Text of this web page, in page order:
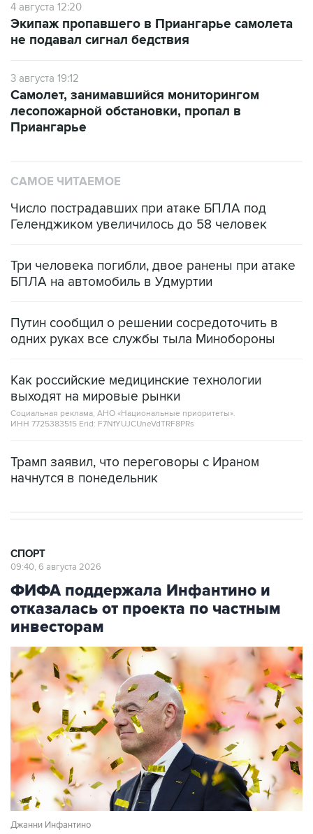
4 августа 12:20
Экипаж пропавшего в Приангарье самолета
не подавал сигнал бедствия
3 августа 19:12
Самолет, занимавшийся мониторингом
лесопожарной обстановки, пропал в
Приангарье
САМОЕ ЧИТАЕМОЕ
Число пострадавших при атаке БПЛА под
Геленджиком увеличилось до 58 человек
Три человека погибли, двое ранены при атаке
БПЛА на автомобиль в Удмуртии
Путин сообщил о решении сосредоточить в
одних руках все службы тыла Минобороны
Как российские медицинские технологии
выходят на мировые рынки
Социальная реклама, АНО «Национальные приоритеты».
ИНН 7725383515 Erid: F7NfYUJCUneVdTRF8PRs
Трамп заявил, что переговоры с Ираном
начнутся в понедельник
СПОРТ
09:40, 6 августа 2026
ФИФА поддержала Инфантино и
отказалась от проекта по частным
инвесторам
Джанни Инфантино